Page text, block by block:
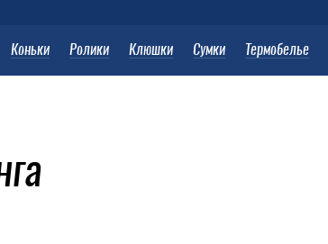
Коньки Ролики Клюшки Сумки Термобелье